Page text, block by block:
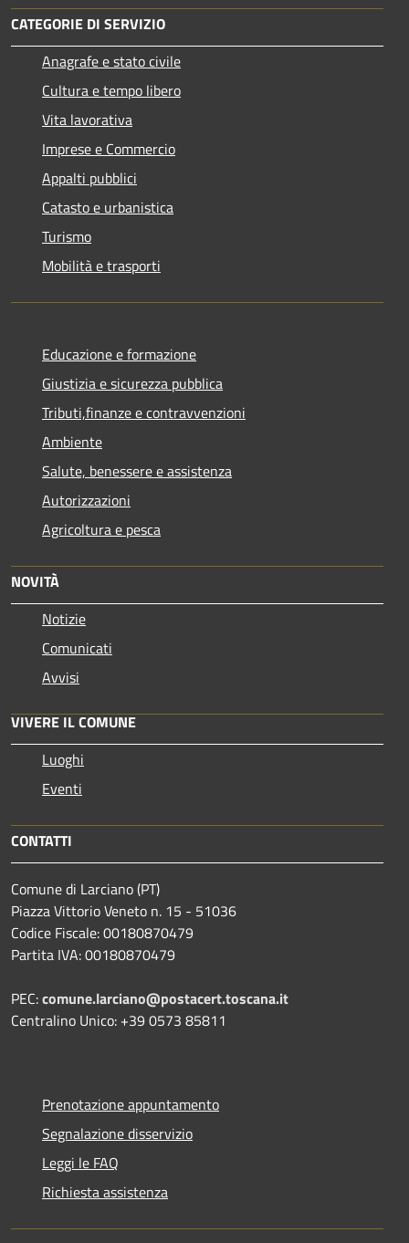
CATEGORIE DI SERVIZIO
Anagrafe e stato civile
Cultura e tempo libero
Vita lavorativa
Imprese e Commercio
Appalti pubblici
Catasto e urbanistica
Turismo
Mobilità e trasporti
Educazione e formazione
Giustizia e sicurezza pubblica
Tributi,finanze e contravvenzioni
Ambiente
Salute, benessere e assistenza
Autorizzazioni
Agricoltura e pesca
NOVITÀ
Notizie
Comunicati
Avvisi
VIVERE IL COMUNE
Luoghi
Eventi
CONTATTI
Comune di Larciano (PT)
Piazza Vittorio Veneto n. 15 - 51036
Codice Fiscale: 00180870479
Partita IVA: 00180870479
PEC:comune.larciano@postacert.toscana.it
Centralino Unico: +39 0573 85811
Prenotazione appuntamento
Segnalazione disservizio
Leggi le FAQ
Richiesta assistenza